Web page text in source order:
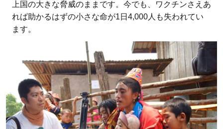
上国の大きな脅威のままです。今でも、ワクチンさえあ
れば助かるはずの小さな命が1日4,000人も失われてい
ます。